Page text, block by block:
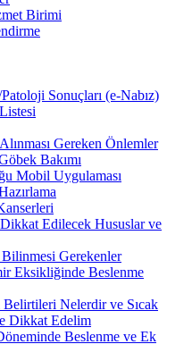
Birimi
Sonuçları (e-Nabız)
Gereken Önlemler
Bakımı
Mobil Uygulaması
Dikkat Edilecek Hususlar ve
Gerekenler
Eksikliğinde Beslenme
Belirtileri Nelerdir ve Sıcak
Dikkat Edelim
Beslenme ve Ek